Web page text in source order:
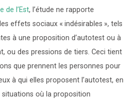
de l’Est, l’étude ne rapporte
effets sociaux « indésirables », tels
à une proposition d’autotest ou à
ou des pressions de tiers. Ceci tient
que prennent les personnes pour
à qui elles proposent l’autotest, en
où la proposition